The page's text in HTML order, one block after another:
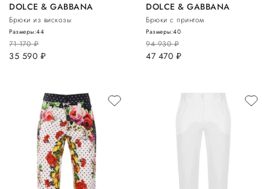
DOLCE & GABBANA
Брюки из вискозы
71 170руб.
35 590 руб.
Размеры:44
DOLCE & GABBANA
Брюки с принтом
94 930руб.
47 470 руб.
Размеры:40